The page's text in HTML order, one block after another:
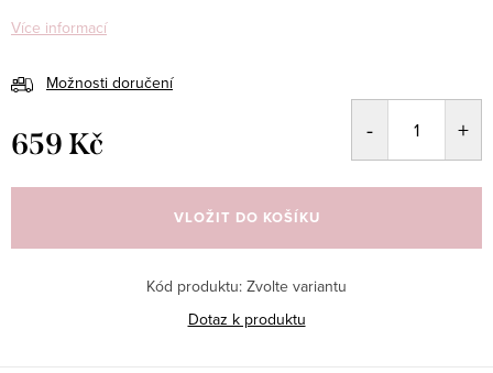
Více informací
Možnosti doručení
659 Kč
cena:
VLOŽIT DO KOŠÍKU
Kód produktu: Zvolte variantu
Dotaz k produktu